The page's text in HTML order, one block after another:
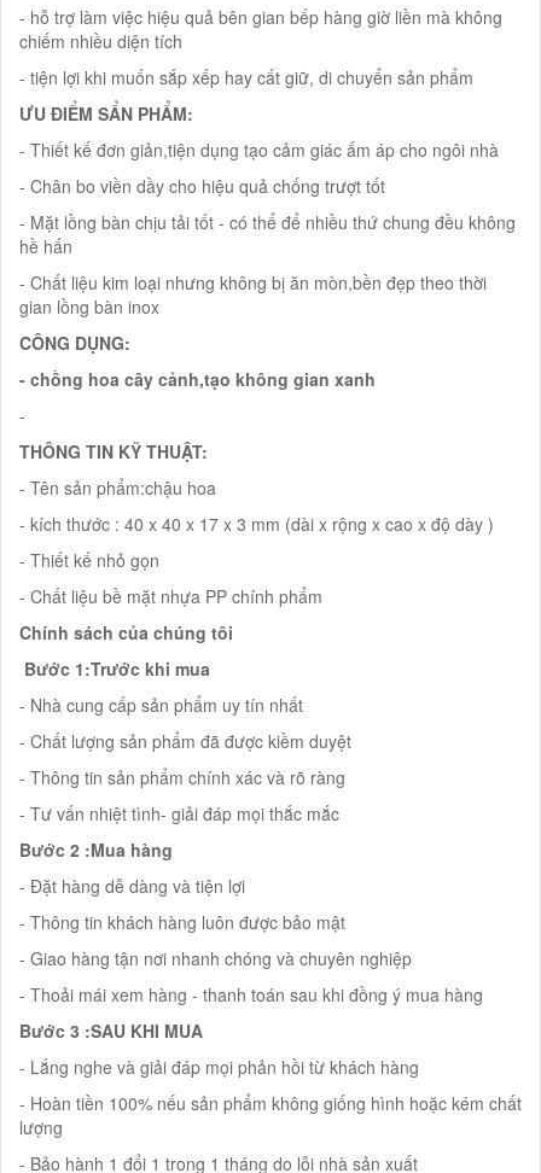
- hỗ trợ làm việc hiệu quả bên gian bếp hàng giờ liền mà không
chiếm nhiều diện tích
- tiện lợi khi muốn sắp xếp hay cất giữ, di chuyển sản phẩm
ƯU ĐIỂM SẨN PHẨM:
- Thiết kế đơn giản,tiện dụng tạo cảm giác ấm áp cho ngôi nhà
- Chân bo viền dầy cho hiệu quả chống trượt tốt
- Mặt lồng bàn chịu tải tốt - có thể để nhiều thứ chung đều không
hề hấn
- Chất liệu kim loại nhưng không bị ăn mòn,bền đẹp theo thời
gian lồng bàn inox
CÔNG DỤNG:
- chồng hoa cây cảnh,tạo không gian xanh
-
THÔNG TIN KỸ THUẬT:
- Tên sản phẩm:chậu hoa
- kích thước : 40 x 40 x 17 x 3 mm (dài x rộng x cao x độ dày )
- Thiết kế nhỏ gọn
- Chất liệu bề mặt nhựa PP chính phẩm
Chính sách của chúng tôi
Bước 1:Trước khi mua
- Nhà cung cấp sản phẩm uy tín nhất
- Chất lượng sản phẩm đã được kiềm duyệt
- Thông tin sản phẩm chính xác và rõ ràng
- Tư vấn nhiệt tình- giải đáp mọi thắc mắc
Bước 2 :Mua hàng
- Đặt hàng dễ dàng và tiện lợi
- Thông tin khách hàng luôn được bảo mật
- Giao hàng tận nơi nhanh chóng và chuyên nghiệp
- Thoải mái xem hàng - thanh toán sau khi đồng ý mua hàng
Bước 3 :SAU KHI MUA
- Lắng nghe và giải đáp mọi phản hồi từ khách hàng
- Hoàn tiền 100% nếu sản phẩm không giống hình hoặc kém chất
lượng
- Bảo hành 1 đổi 1 trong 1 tháng do lỗi nhà sản xuất